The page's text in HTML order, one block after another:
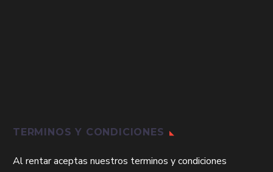
TERMINOS Y CONDICIONES
Al rentar aceptas nuestros terminos y condiciones